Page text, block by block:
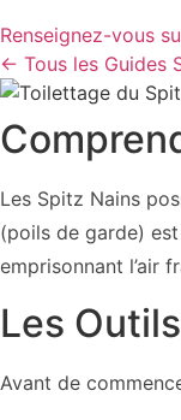
Renseignez-vous
← Tous les Guides
Les Spitz Nains
(poils de garde)
emprisonnant l’air
Les
Avant de